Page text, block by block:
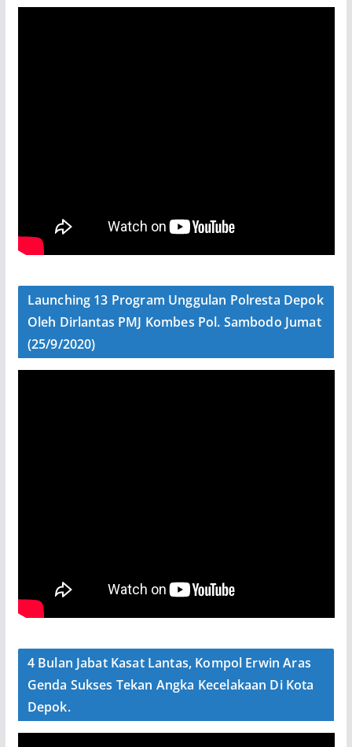
Launching 13 Program Unggulan Polresta Depok
Oleh Dirlantas PMJ Kombes Pol. Sambodo Jumat
(25/9/2020)
4 Bulan Jabat Kasat Lantas, Kompol Erwin Aras
Genda Sukses Tekan Angka Kecelakaan Di Kota
Depok.